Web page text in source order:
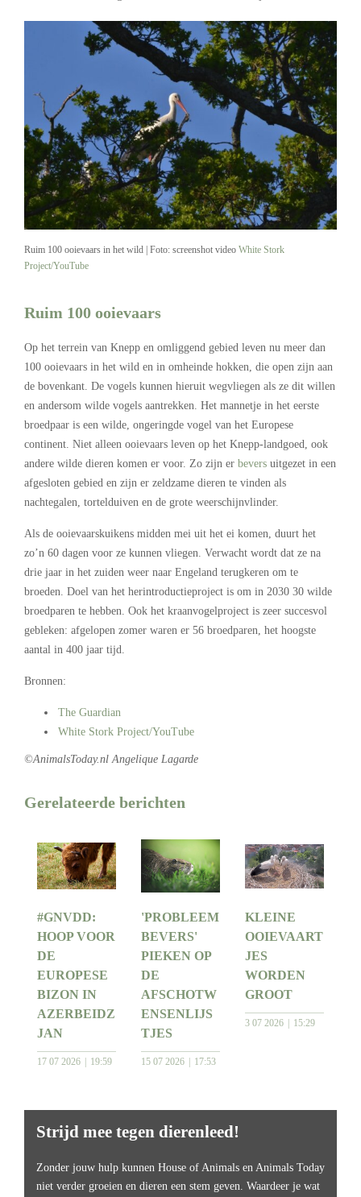
Ruim 100 ooievaars in het wild | Foto: screenshot video White Stork
Project/YouTube
Ruim 100 ooievaars
Op het terrein van Knepp en omliggend gebied leven nu meer dan
100 ooievaars in het wild en in omheinde hokken, die open zijn aan
de bovenkant. De vogels kunnen hieruit wegvliegen als ze dit willen
en andersom wilde vogels aantrekken. Het mannetje in het eerste
broedpaar is een wilde, ongeringde vogel van het Europese
continent. Niet alleen ooievaars leven op het Knepp-landgoed, ook
andere wilde dieren komen er voor. Zo zijn er bevers uitgezet in een
afgesloten gebied en zijn er zeldzame dieren te vinden als
nachtegalen, tortelduiven en de grote weerschijnvlinder.
Als de ooievaarskuikens midden mei uit het ei komen, duurt het
zo’n 60 dagen voor ze kunnen vliegen. Verwacht wordt dat ze na
drie jaar in het zuiden weer naar Engeland terugkeren om te
broeden. Doel van het herintroductieproject is om in 2030 30 wilde
broedparen te hebben. Ook het kraanvogelproject is zeer succesvol
gebleken: afgelopen zomer waren er 56 broedparen, het hoogste
aantal in 400 jaar tijd.
Bronnen:
The Guardian
White Stork Project/YouTube
©AnimalsToday.nl Angelique Lagarde
Gerelateerde berichten
#GNVDD:
HOOP VOOR
DE
EUROPESE
BIZON IN
AZERBEIDZ
JAN
17 07 2026 19:59
'PROBLEEM
BEVERS'
PIEKEN OP
DE
AFSCHOTW
ENSENLIJS
TJES
15 07 2026 17:53
KLEINE
OOIEVAART
JES
WORDEN
GROOT
3 07 2026 15:29
Strijd mee tegen dierenleed!
Zonder jouw hulp kunnen House of Animals en Animals Today
niet verder groeien en dieren een stem geven. Waardeer je wat